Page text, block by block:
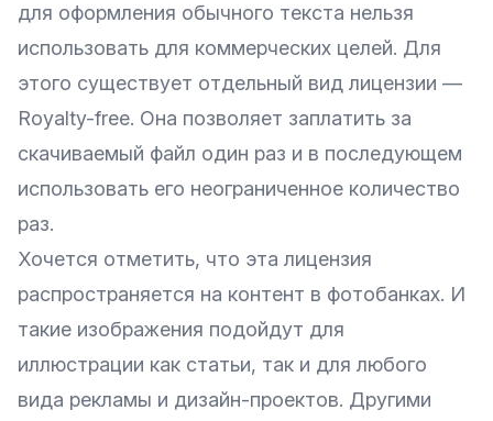
для оформления обычного текста нельзя
использовать для коммерческих целей. Для
этого существует отдельный вид лицензии —
Royalty-free. Она позволяет заплатить за
скачиваемый файл один раз и в последующем
использовать его неограниченное количество
раз.
Хочется отметить, что эта лицензия
распространяется на контент в фотобанках. И
такие изображения подойдут для
иллюстрации как статьи, так и для любого
вида рекламы и дизайн-проектов. Другими